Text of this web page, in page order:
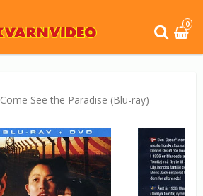
0
Come See the Paradise (Blu-ray)